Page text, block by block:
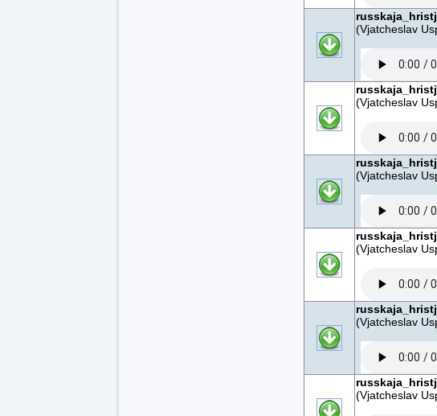
(Vjatcheslav
(Vjatcheslav
(Vjatcheslav
(Vjatcheslav
(Vjatcheslav
(Vjatcheslav